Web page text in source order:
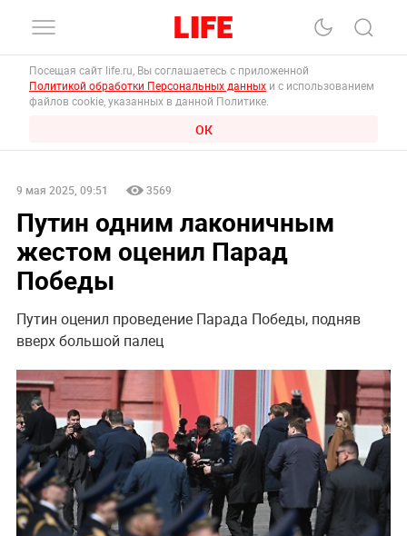
Посещая сайт life.ru, Вы соглашаетесь с приложенной
Политикой обработки Персональных данных и с использованием
файлов cookie, указанных в данной Политике.
ОК
9 мая 2025, 09:51 3569
Путин одним лаконичным
жестом оценил Парад
Победы
Путин оценил проведение Парада Победы, подняв
вверх большой палец